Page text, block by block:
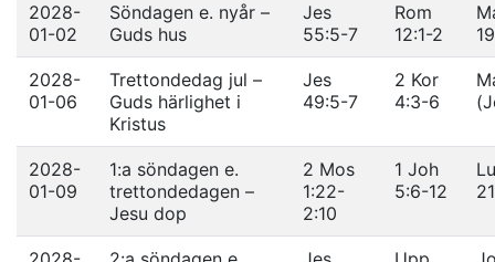
2028-
01-02
Söndagen e. nyår –
Guds hus
Jes
55:5-7
Rom
12:1-2
19
2028-
01-06
Trettondedag jul –
Guds härlighet i
Kristus
Jes
49:5-7
2 Kor
4:3-6
2028-
01-09
1:a söndagen e.
trettondedagen –
Jesu dop
2 Mos
1:22-
2:10
1 Joh
5:6-12